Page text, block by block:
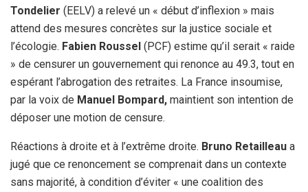
Tondelier (EELV) a relevé un « début d’inflexion » mais
attend des mesures concrètes sur la justice sociale et
l’écologie. Fabien Roussel (PCF) estime qu’il serait « raide
» de censurer un gouvernement qui renonce au 49.3, tout en
espérant l’abrogation des retraites. La France insoumise,
par la voix de Manuel Bompard, maintient son intention de
déposer une motion de censure.
Réactions à droite et à l’extrême droite. Bruno Retailleau a
jugé que ce renoncement se comprenait dans un contexte
sans majorité, à condition d’éviter « une coalition des